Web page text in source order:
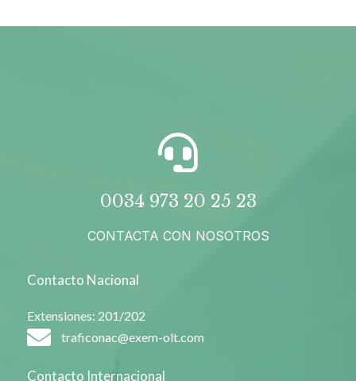
0034 973 20 25 23
CONTACTA CON NOSOTROS
Contacto Nacional
Extensiones: 201/202
traficonac@exem-olt.com
Contacto Internacional